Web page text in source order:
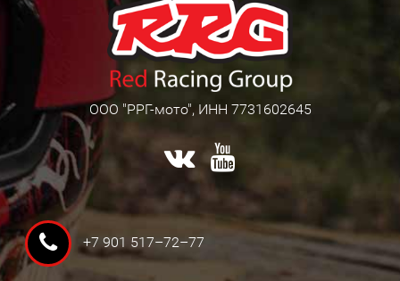
ООО "РРГ-мото", ИНН 7731602645
+7 901 517–72–77